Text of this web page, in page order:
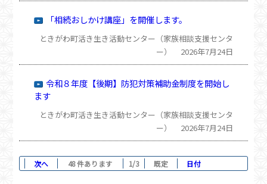
「相続おしかけ講座」を開催します。
ときがわ町活き生き活動センター（家族相談支援センタ
ー）
2026年7月24日
令和８年度【後期】防犯対策補助金制度を開始し
ます
ときがわ町活き生き活動センター（家族相談支援センタ
ー）
2026年7月24日
次へ 48 件あります 1/3 既定 日付